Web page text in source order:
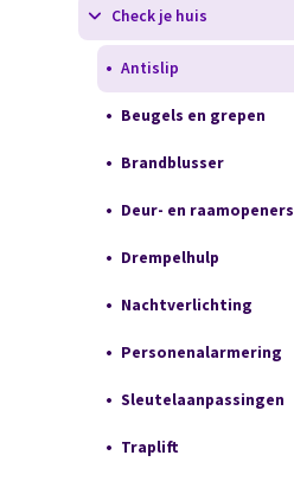
Check je huis
Antislip
Beugels en grepen
Brandblusser
Deur- en raamopeners
Drempelhulp
Nachtverlichting
Personenalarmering
Sleutelaanpassingen
Traplift